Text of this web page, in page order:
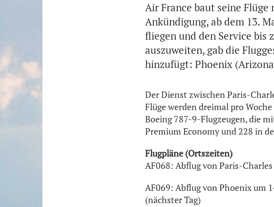
Air France baut seine
Ankündigung, ab dem 13.
fliegen und den Service bis
auszuweiten, gab die
hinzufügt: Phoenix
Der Dienst zwischen Paris-
Flüge werden dreimal pro
Boeing 787-9-Flugzeugen, die
Premium Economy und 228 in
Flugpläne (Ortszeiten)
AF068: Abflug von Paris-
AF069: Abflug von Phoenix um
(nächster Tag)